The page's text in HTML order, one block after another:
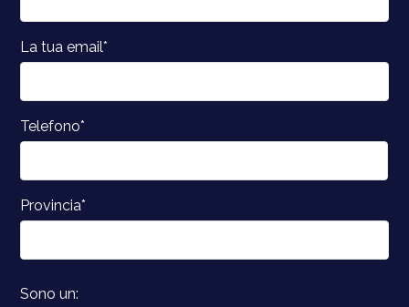
La tua email*
Telefono*
Provincia*
Sono un: